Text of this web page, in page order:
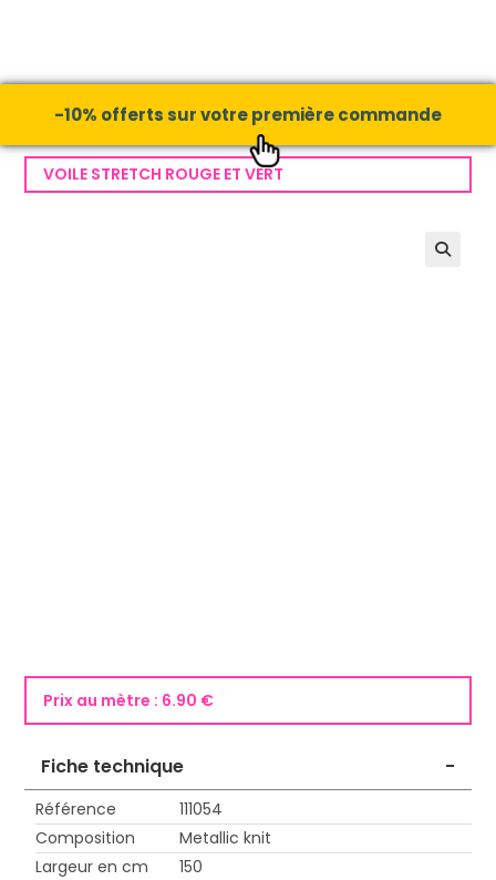
-10% offerts sur votre première commande
VOILE STRETCH ROUGE ET VERT
Prix au mètre : 6.90 €
Fiche technique -
Référence
111054
Composition
Metallic knit
Largeur en cm
150